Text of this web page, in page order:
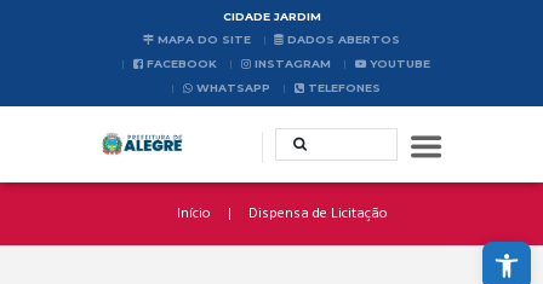
Abrir a barra de ferramentas
CIDADE JARDIM
MAPA DO SITE
DADOS ABERTOS
FACEBOOK
INSTAGRAM
YOUTUBE
WHATSAPP
TELEFONES
Início Dispensa de Licitação